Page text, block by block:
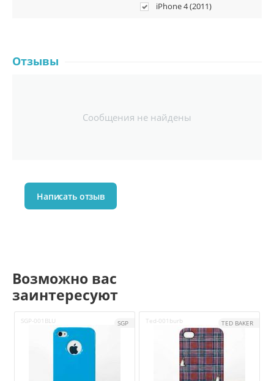
iPhone 4 (2011)
Отзывы
Сообщения не найдены
Написать отзыв
Возможно вас
заинтересуют
SGP-001BLU SGP Ted-001burb TED BAKER